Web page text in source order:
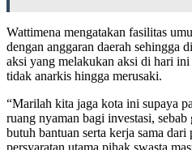
Wattimena mengatakan fasilitas
dengan anggaran daerah sehingga
aksi yang melakukan aksi di hari
tidak anarkis hingga merusaki.
“Marilah kita jaga kota ini supaya
ruang nyaman bagi investasi,
butuh bantuan serta kerja sama dari